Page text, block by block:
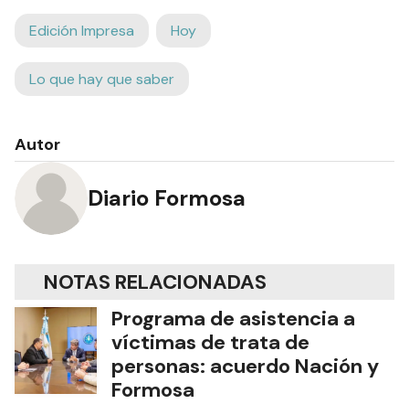
Edición Impresa Hoy
Lo que hay que saber
Autor
Diario Formosa
NOTAS RELACIONADAS
Programa de asistencia a
víctimas de trata de
personas: acuerdo Nación y
Formosa